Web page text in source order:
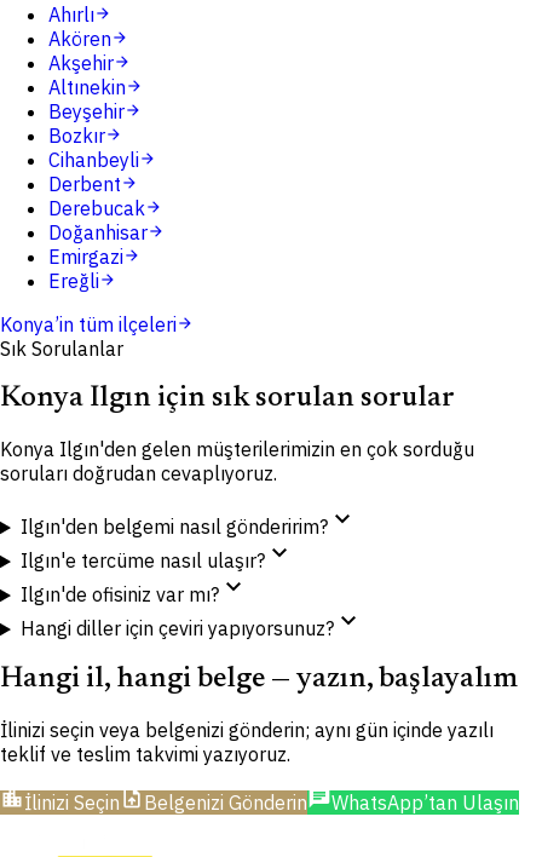
Ahırlıarrow_forward
Akörenarrow_forward
Akşehirarrow_forward
Altınekinarrow_forward
Beyşehirarrow_forward
Bozkırarrow_forward
Cihanbeyliarrow_forward
Derbentarrow_forward
Derebucakarrow_forward
Doğanhisararrow_forward
Emirgaziarrow_forward
Ereğliarrow_forward
Konya’in tüm ilçeleriarrow_forward
Sık Sorulanlar
Konya Ilgın için sık sorulan sorular
Konya Ilgın'den gelen müşterilerimizin en çok sorduğu
soruları doğrudan cevaplıyoruz.
Ilgın'den belgemi nasıl gönderirim?expand_more
Ilgın'e tercüme nasıl ulaşır?expand_more
Ilgın'de ofisiniz var mı?expand_more
Hangi diller için çeviri yapıyorsunuz?expand_more
Hangi il, hangi belge — yazın, başlayalım
İlinizi seçin veya belgenizi gönderin; aynı gün içinde yazılı
teklif ve teslim takvimi yazıyoruz.
location_cityİlinizi Seçinupload_fileBelgenizi GönderinchatWhatsApp’tan Ulaşın